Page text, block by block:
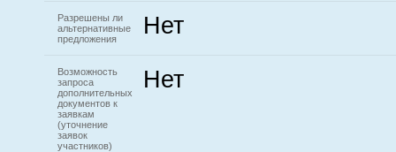
Разрешены ли
альтернативные
предложения
Нет
Возможность
запроса
дополнительных
документов к
заявкам
(уточнение
заявок
участников)
Нет